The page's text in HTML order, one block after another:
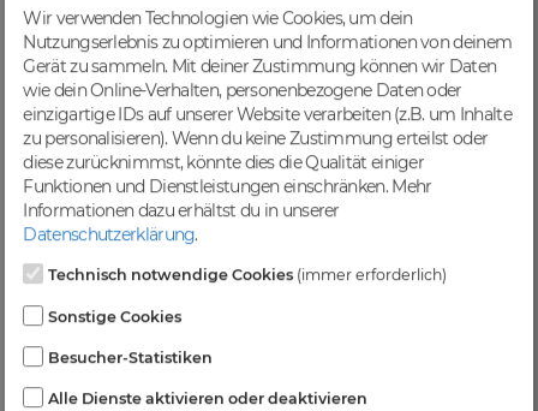
Von Domainern für Domainer entwickelt, mit
übersichtlichen Listen für effizientes Management
Günstige Preise
Backorders bereits ab € 4,99. Je nach deinem Tier-
Level und zzgl. MwSt falls anwendbar
Kein Gebotsverfahren
Einfaches System - Deine Orders werden nach dem
Wir verwenden Technologien wie Cookies, um dein
Nutzungserlebnis zu optimieren und Informationen von deinem
Gerät zu sammeln. Mit deiner Zustimmung können wir Daten
wie dein Online-Verhalten, personenbezogene Daten oder
einzigartige IDs auf unserer Website verarbeiten (z.B. um Inhalte
zu personalisieren). Wenn du keine Zustimmung erteilst oder
diese zurücknimmst, könnte dies die Qualität einiger
Funktionen und Dienstleistungen einschränken. Mehr
Informationen dazu erhältst du in unserer
Datenschutzerklärung.
Technisch notwendige Cookies (immer erforderlich)
Sonstige Cookies
Besucher-Statistiken
Alle Dienste aktivieren oder deaktivieren